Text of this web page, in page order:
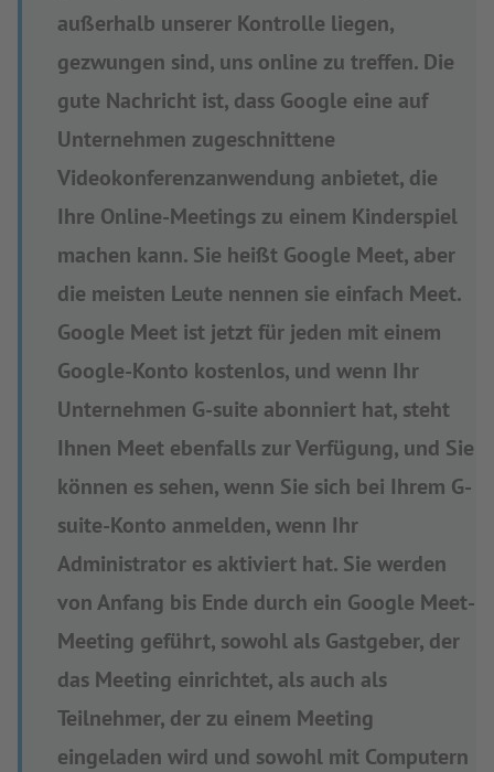
außerhalb unserer Kontrolle liegen,
gezwungen sind, uns online zu treffen. Die
gute Nachricht ist, dass Google eine auf
Unternehmen zugeschnittene
Videokonferenzanwendung anbietet, die
Ihre Online-Meetings zu einem Kinderspiel
machen kann. Sie heißt Google Meet, aber
die meisten Leute nennen sie einfach Meet.
Google Meet ist jetzt für jeden mit einem
Google-Konto kostenlos, und wenn Ihr
Unternehmen G-suite abonniert hat, steht
Ihnen Meet ebenfalls zur Verfügung, und Sie
können es sehen, wenn Sie sich bei Ihrem G-
suite-Konto anmelden, wenn Ihr
Administrator es aktiviert hat. Sie werden
von Anfang bis Ende durch ein Google Meet-
Meeting geführt, sowohl als Gastgeber, der
das Meeting einrichtet, als auch als
Teilnehmer, der zu einem Meeting
eingeladen wird und sowohl mit Computern